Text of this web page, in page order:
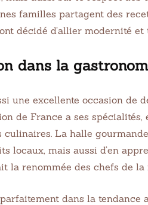
familles partagent des
décidé d’allier modernité
dans la
une excellente occasion de
de France a ses spécialités,
culinaires. La halle
locaux, mais aussi d’en
la renommée des chefs de la
dans la